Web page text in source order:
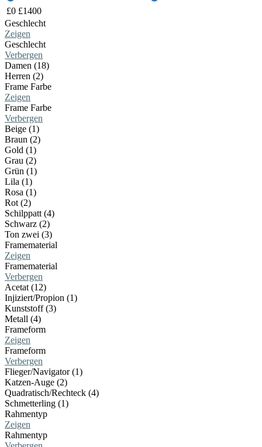
£0 £1400
Geschlecht
Zeigen
Geschlecht
Verbergen
Damen (18)
Herren (2)
Frame Farbe
Zeigen
Frame Farbe
Verbergen
Beige (1)
Braun (2)
Gold (1)
Grau (2)
Grün (1)
Lila (1)
Rosa (1)
Rot (2)
Schilppatt (4)
Schwarz (2)
Ton zwei (3)
Framematerial
Zeigen
Framematerial
Verbergen
Acetat (12)
Injiziert/Propion (1)
Kunststoff (3)
Metall (4)
Frameform
Zeigen
Frameform
Verbergen
Flieger/Navigator (1)
Katzen-Auge (2)
Quadratisch/Rechteck (4)
Schmetterling (1)
Rahmentyp
Zeigen
Rahmentyp